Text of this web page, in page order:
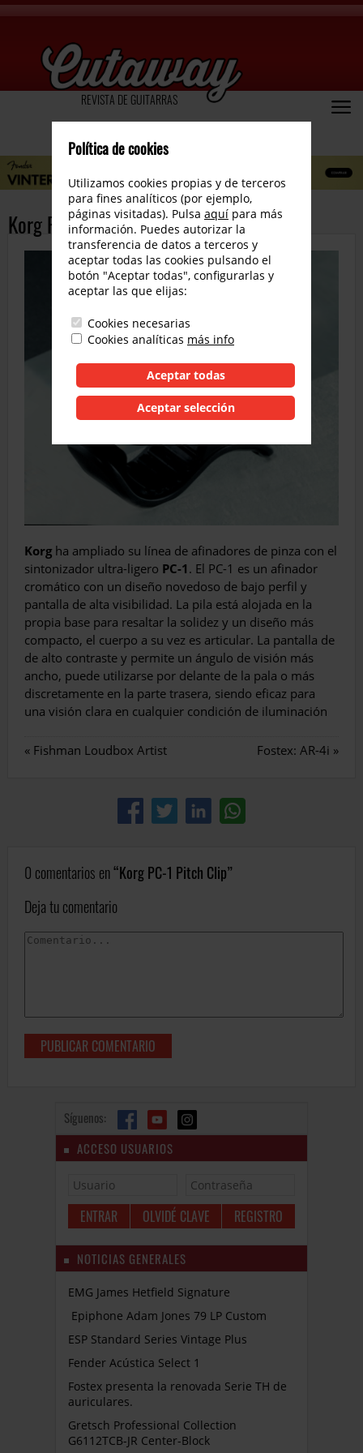
REVISTA DE GUITARRAS
Korg PC-1 Pitch Clip
Korg ha ampliado su línea de afinadores de pinza con el
sintonizador ultra-ligero PC-1 . El PC-1 es un afinador
cromático con un diseño novedoso de bajo perfil y
pantalla de alta visibilidad. La pila está alojada en la
propia base para resaltar la solidez y un diseño más
compacto, el cuerpo a su vez es articular. La pantalla de
de alto contraste y permite un ángulo de visión más
ancho, puede utilizarse por delante de la pala o más
discretamente en la parte trasera, siendo eficaz para
una visión clara en cualquier condición de iluminación
« Fishman Loudbox Artist Fostex: AR-4i »
0 comentarios en Korg PC-1 Pitch Clip
Deja tu comentario
Síguenos:
ACCESO USUARIOS
OLVIDÉ CLAVE REGISTRO
NOTICIAS GENERALES
EMG James Hetfield Signature
Epiphone Adam Jones 79 LP Custom
ESP Standard Series Vintage Plus
Fender Acústica Select 1
Fostex presenta la renovada Serie TH de
auriculares.
Gretsch Professional Collection
G6112TCB-JR Center-Block
Política de cookies
Utilizamos cookies propias y de terceros
para fines analíticos (por ejemplo,
páginas visitadas). Pulsa aquí para más
información. Puedes autorizar la
transferencia de datos a terceros y
aceptar todas las cookies pulsando el
botón "Aceptar todas", configurarlas y
aceptar las que elijas:
Cookies necesarias
Cookies analíticas más info
Aceptar todas
Aceptar selección